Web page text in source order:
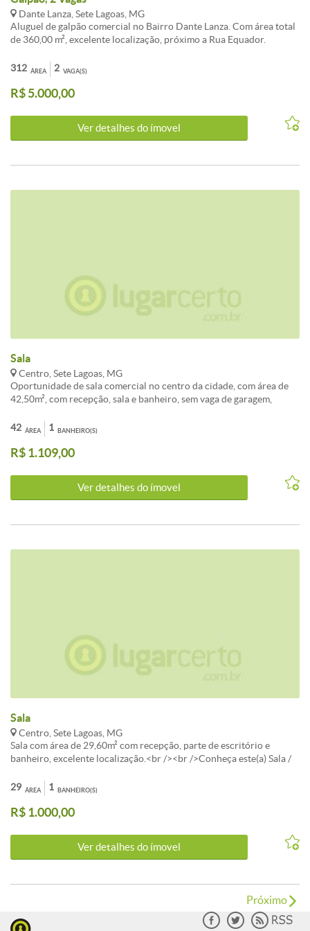
Dante Lanza, Sete Lagoas, MG
Aluguel de galpão comercial no Bairro Dante Lanza. Com área total
de 360,00 m², excelente localização, próximo a Rua Equador.
/>Buscando por Galpão / Depósito / Armazém para alugar em Sete
Lagoas? Esta opção no Dante Lanza é imperdível.<br /><br />O
imóvel apresenta 2 vagas de garagem e área total de 312m². Uma
vida em Sete Lagoas.<br /><br />Entre em contato para mais
detalhes sobre este investimento em Sete Lagoas.
ÁREA
312 VAGA(S)
2
R$ 5.000,00
Ver detalhes do ímovel
Sala
Centro, Sete Lagoas, MG
Oportunidade de sala comercial no centro da cidade, com área de
42,50m², com recepção, sala e banheiro, sem vaga de garagem,
contato com a imobiliária.<br /><br />Destaque da semana: Sala /
Conjunto para alugar localizado(a) em Centro, Sete Lagoas.<br />
<br />O imóvel apresenta 1 banheiros e área total de 42m². Uma
vida em Sete Lagoas.<br /><br />Entre em contato para mais
detalhes sobre este investimento em Sete Lagoas.
ÁREA
42 BANHEIRO(S)
1
R$ 1.109,00
Ver detalhes do ímovel
Sala
Centro, Sete Lagoas, MG
Sala com área de 29,60m² com recepção, parte de escritório e
banheiro, excelente localização.<br /><br />Conheça este(a) Sala /
Centro, Sete Lagoas.<br /><br />O imóvel apresenta 1 banheiros e
área total de 29m². Uma excelente escolha para quem valoriza
localização e qualidade de vida em Sete Lagoas.<br /><br />Entre
Lagoas.
ÁREA
29 BANHEIRO(S)
1
R$ 1.000,00
Ver detalhes do ímovel
Próximo